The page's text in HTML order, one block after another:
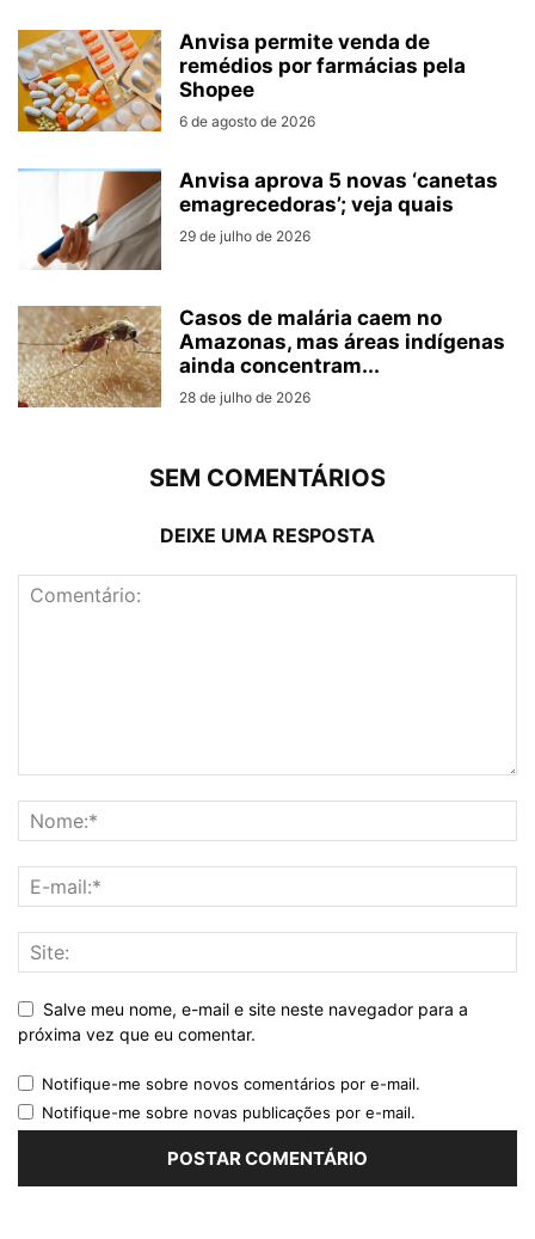
Anvisa permite venda de
remédios por farmácias pela
Shopee
6 de agosto de 2026
Anvisa aprova 5 novas ‘canetas
emagrecedoras’; veja quais
29 de julho de 2026
Casos de malária caem no
Amazonas, mas áreas indígenas
ainda concentram...
28 de julho de 2026
SEM COMENTÁRIOS
DEIXE UMA RESPOSTA
Salve meu nome, e-mail e site neste navegador para a
próxima vez que eu comentar.
Notifique-me sobre novos comentários por e-mail.
Notifique-me sobre novas publicações por e-mail.